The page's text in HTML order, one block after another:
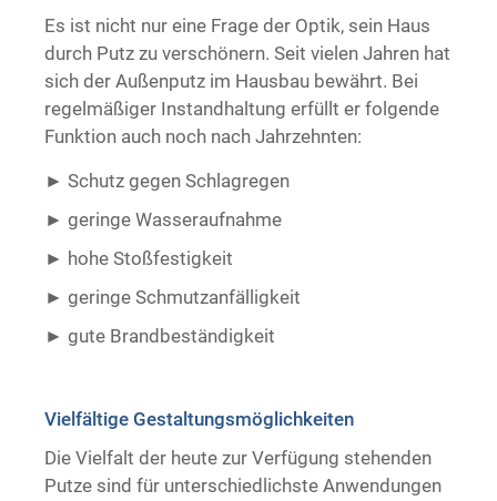
Es ist nicht nur eine Frage der Optik, sein Haus
durch Putz zu verschönern. Seit vielen Jahren hat
sich der Außenputz im Hausbau bewährt. Bei
regelmäßiger Instandhaltung erfüllt er folgende
Funktion auch noch nach Jahrzehnten:
Schutz gegen Schlagregen
geringe Wasseraufnahme
hohe Stoßfestigkeit
geringe Schmutzanfälligkeit
gute Brandbeständigkeit ​ ​
Vielfältige Gestaltungsmöglichkeiten
Die Vielfalt der heute zur Verfügung stehenden
Putze sind für unterschiedlichste Anwendungen